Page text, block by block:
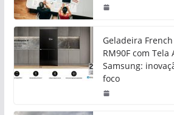
Geladeira
RM90F com Tela
Samsung:
foco